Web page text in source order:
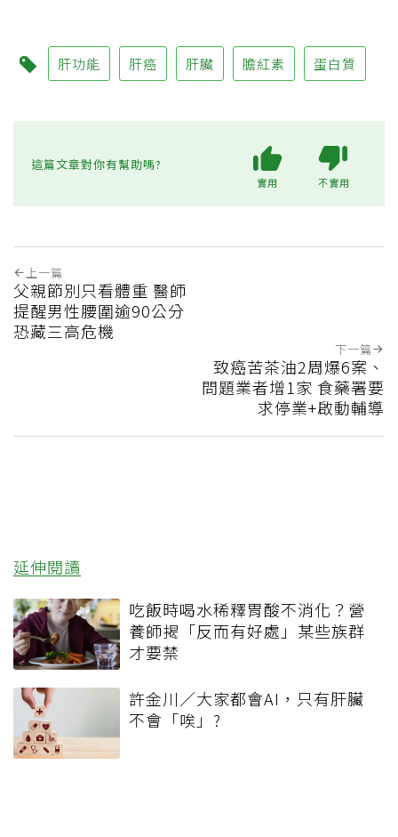
肝功能 肝癌 肝臟 膽紅素 蛋白質
這篇文章對你有幫助嗎?
實用 不實用
上一篇
父親節別只看體重 醫師
提醒男性腰圍逾90公分
恐藏三高危機
下一篇
致癌苦茶油2周爆6案、
問題業者增1家 食藥署要
求停業+啟動輔導
延伸閱讀
吃飯時喝水稀釋胃酸不消化？營
養師揭「反而有好處」某些族群
才要禁
許金川／大家都會AI，只有肝臟
不會「唉」?